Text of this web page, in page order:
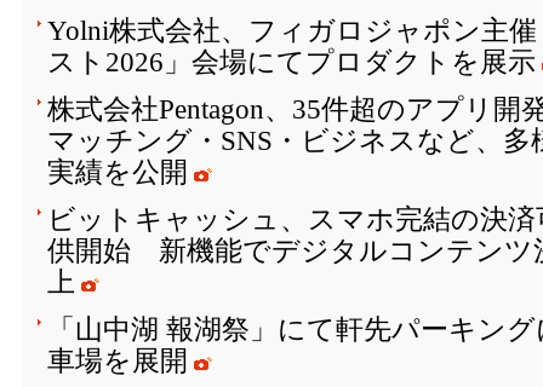
Yolni株式会社、フィガロジャポン主
スト2026」会場にてプロダクトを展示
株式会社Pentagon、35件超のアプリ開
マッチング・SNS・ビジネスなど、
実績を公開
ビットキャッシュ、スマホ完結の決
供開始 新機能でデジタルコンテンツ
上
「山中湖 報湖祭」にて軒先パーキン
車場を展開